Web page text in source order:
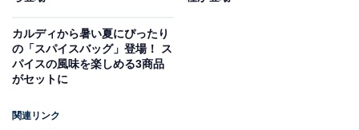
爽やかなフローズンドリンク
ルトスワークル(R)」（税込690円）
カルディから暑い夏にぴったり
の「スパイスバッグ」登場！ ス
パイスの風味を楽しめる3商品
がセットに
関連リンク